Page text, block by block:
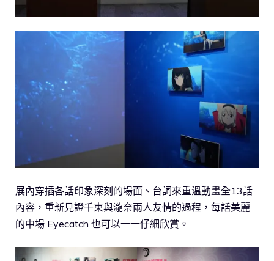
展內穿插各話印象深刻的場面、台詞來重溫動畫全13話
內容，重新見證千束與瀧奈兩人友情的過程，每話美麗
的中場 Eyecatch 也可以一一仔細欣賞。